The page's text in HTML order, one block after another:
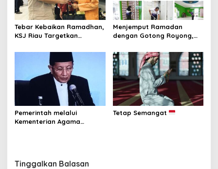
Tebar Kebaikan Ramadhan,
KSJ Riau Targetkan
Penerima Manfaat di
Berbagai Wilayah
Menjemput Ramadan
dengan Gotong Royong,
Warga Binaan Bersihkan
Masjid
Pemerintah melalui
Kementerian Agama
Tetap Semangat
Tinggalkan Balasan